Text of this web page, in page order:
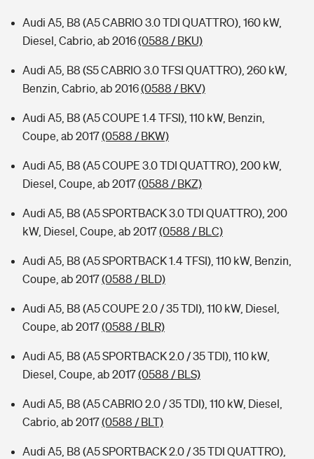
Audi A5, B8 (A5 CABRIO 3.0 TDI QUATTRO), 160 kW,
Diesel, Cabrio, ab 2016(0588 / BKU)
Audi A5, B8 (S5 CABRIO 3.0 TFSI QUATTRO), 260 kW,
Benzin, Cabrio, ab 2016(0588 / BKV)
Audi A5, B8 (A5 COUPE 1.4 TFSI), 110 kW, Benzin,
Coupe, ab 2017(0588 / BKW)
Audi A5, B8 (A5 COUPE 3.0 TDI QUATTRO), 200 kW,
Diesel, Coupe, ab 2017(0588 / BKZ)
Audi A5, B8 (A5 SPORTBACK 3.0 TDI QUATTRO), 200
kW, Diesel, Coupe, ab 2017(0588 / BLC)
Audi A5, B8 (A5 SPORTBACK 1.4 TFSI), 110 kW, Benzin,
Coupe, ab 2017(0588 / BLD)
Audi A5, B8 (A5 COUPE 2.0 / 35 TDI), 110 kW, Diesel,
Coupe, ab 2017(0588 / BLR)
Audi A5, B8 (A5 SPORTBACK 2.0 / 35 TDI), 110 kW,
Diesel, Coupe, ab 2017(0588 / BLS)
Audi A5, B8 (A5 CABRIO 2.0 / 35 TDI), 110 kW, Diesel,
Cabrio, ab 2017(0588 / BLT)
Audi A5, B8 (A5 SPORTBACK 2.0 / 35 TDI QUATTRO),